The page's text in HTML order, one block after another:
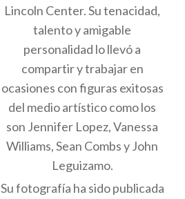
Lincoln Center. Su tenacidad,
talento y amigable
personalidad lo llevó a
compartir y trabajar en
ocasiones con figuras exitosas
del medio artístico como los
son Jennifer Lopez, Vanessa
Williams, Sean Combs y John
Leguizamo.
Su fotografía ha sido publicada